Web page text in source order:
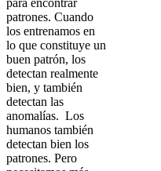
patrones. Cuando
los entrenamos en
lo que constituye un
buen patrón, los
detectan realmente
bien, y también
detectan las
anomalías. Los
humanos también
detectan bien los
patrones. Pero